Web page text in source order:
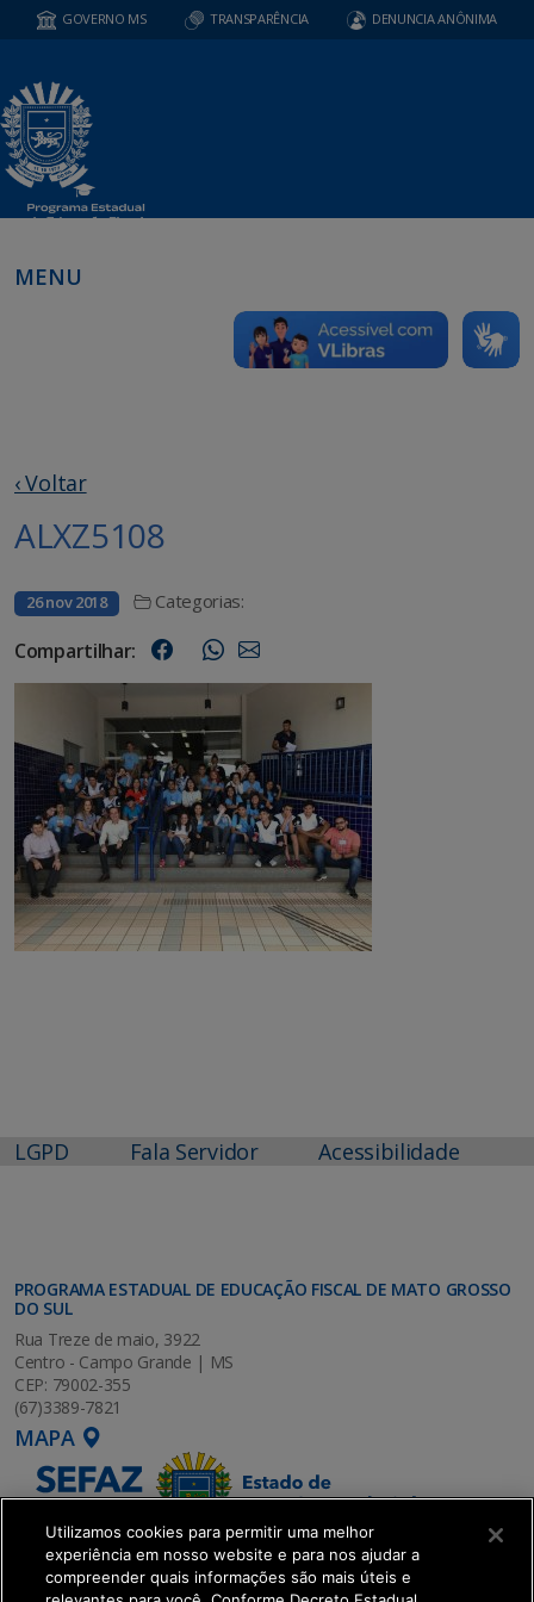
GOVERNO MS TRANSPARÊNCIA DENUNCIA ANÔNIMA
MENU
‹ Voltar
ALXZ5108
26 nov 2018 Categorias:
Compartilhar:
LGPD Fala Servidor Acessibilidade
PROGRAMA ESTADUAL DE EDUCAÇÃO FISCAL DE MATO GROSSO
DO SUL
Rua Treze de maio, 3922
Centro - Campo Grande | MS
CEP: 79002-355
(67)3389-7821
MAPA
Utilizamos cookies para permitir uma melhor
experiência em nosso website e para nos ajudar a
compreender quais informações são mais úteis e